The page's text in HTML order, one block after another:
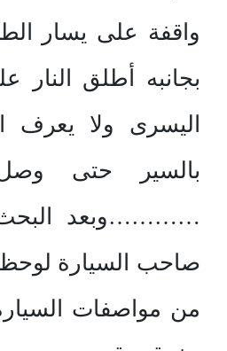
واقفة على يسار
بجانبه أطلق النار
اليسرى ولا يعرف
بالسير حتى
…………وبعد
صاحب السيارة
من مواصفات